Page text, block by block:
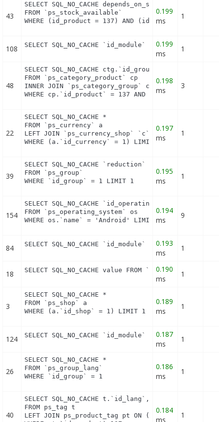
43
SELECT SQL_NO_CACHE depends_on_stock
FROM `ps_stock_available`
WHERE (id_product = 137) AND
0.199
ms
1
108 SELECT SQL_NO_CACHE `id_module` FROM
0.199
ms
1
48
SELECT SQL_NO_CACHE ctg.`id_group`
FROM `ps_category_product` cp
INNER JOIN `ps_category_group` ctg ON
WHERE cp.`id_product` = 137 AND ctg.`id_group` =
0.198
ms
3
22
SELECT SQL_NO_CACHE *
FROM `ps_currency` a
LEFT JOIN `ps_currency_shop` `c` ON
WHERE (a.`id_currency` = 1) LIMIT 1
0.197
ms
1
39
SELECT SQL_NO_CACHE `reduction`
FROM `ps_group`
WHERE `id_group` = 1 LIMIT 1
0.195
ms
1
154
SELECT SQL_NO_CACHE `id_operating_system`
FROM `ps_operating_system` os
WHERE os.`name` = 'Android' LIMIT 1
0.194
ms
9
84 SELECT SQL_NO_CACHE `id_module` FROM
0.193
ms
1
18 SELECT SQL_NO_CACHE value FROM `ps_configuration`
0.190
ms
1
3
SELECT SQL_NO_CACHE *
FROM `ps_shop` a
WHERE (a.`id_shop` = 1) LIMIT 1
0.189
ms
1
124 SELECT SQL_NO_CACHE `id_module` FROM
0.187
ms
1
26
SELECT SQL_NO_CACHE *
FROM `ps_group_lang`
WHERE `id_group` = 1
0.186
ms
1
40
SELECT SQL_NO_CACHE t.`id_lang`, t.`name`
FROM ps_tag t
LEFT JOIN ps_product_tag pt ON (pt.id_tag =
0.184
ms
1